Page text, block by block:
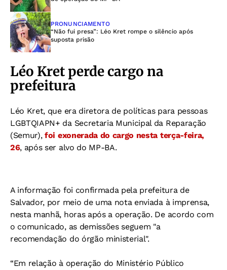
PRONUNCIAMENTO
“Não fui presa”: Léo Kret rompe o silêncio após
suposta prisão
Léo Kret perde cargo na
prefeitura
Léo Kret, que era diretora de políticas para pessoas
LGBTQIAPN+ da Secretaria Municipal da Reparação
(Semur),foi exonerada do cargo nesta terça-feira,
26, após ser alvo do MP-BA.
A informação foi confirmada pela prefeitura de
Salvador, por meio de uma nota enviada à imprensa,
nesta manhã, horas após a operação. De acordo com
o comunicado, as demissões seguem "a
recomendação do órgão ministerial".
“Em relação à operação do Ministério Público